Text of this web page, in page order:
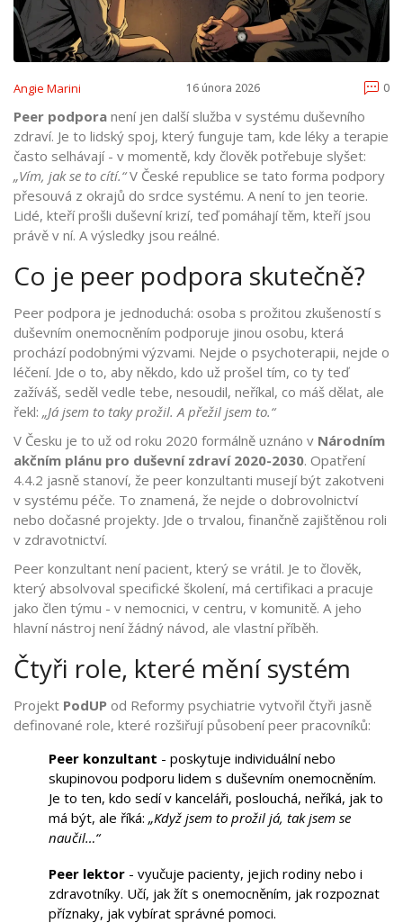
Angie Marini 16 února 2026 0
Peer podpora není jen další služba v systému duševního
zdraví. Je to lidský spoj, který funguje tam, kde léky a terapie
často selhávají - v momentě, kdy člověk potřebuje slyšet:
„Vím, jak se to cítí.“V České republice se tato forma podpory
přesouvá z okrajů do srdce systému. A není to jen teorie.
Lidé, kteří prošli duševní krizí, teď pomáhají těm, kteří jsou
právě v ní. A výsledky jsou reálné.
Co je peer podpora skutečně?
Peer podpora je jednoduchá: osoba s prožitou zkušeností s
duševním onemocněním podporuje jinou osobu, která
prochází podobnými výzvami. Nejde o psychoterapii, nejde o
léčení. Jde o to, aby někdo, kdo už prošel tím, co ty teď
zažíváš, seděl vedle tebe, nesoudil, neříkal, co máš dělat, ale
řekl: „Já jsem to taky prožil. A přežil jsem to.“
V Česku je to už od roku 2020 formálně uznáno v Národním
akčním plánu pro duševní zdraví 2020-2030. Opatření
4.4.2 jasně stanoví, že peer konzultanti musejí být zakotveni
v systému péče. To znamená, že nejde o dobrovolnictví
nebo dočasné projekty. Jde o trvalou, finančně zajištěnou roli
v zdravotnictví.
Peer konzultant není pacient, který se vrátil. Je to člověk,
který absolvoval specifické školení, má certifikaci a pracuje
jako člen týmu - v nemocnici, v centru, v komunitě. A jeho
hlavní nástroj není žádný návod, ale vlastní příběh.
Čtyři role, které mění systém
Projekt PodUP od Reformy psychiatrie vytvořil čtyři jasně
definované role, které rozšiřují působení peer pracovníků:
Peer konzultant - poskytuje individuální nebo
skupinovou podporu lidem s duševním onemocněním.
Je to ten, kdo sedí v kanceláři, poslouchá, neříká, jak to
má být, ale říká: „Když jsem to prožil já, tak jsem se
naučil…“
Peer lektor - vyučuje pacienty, jejich rodiny nebo i
zdravotníky. Učí, jak žít s onemocněním, jak rozpoznat
příznaky, jak vybírat správné pomoci.